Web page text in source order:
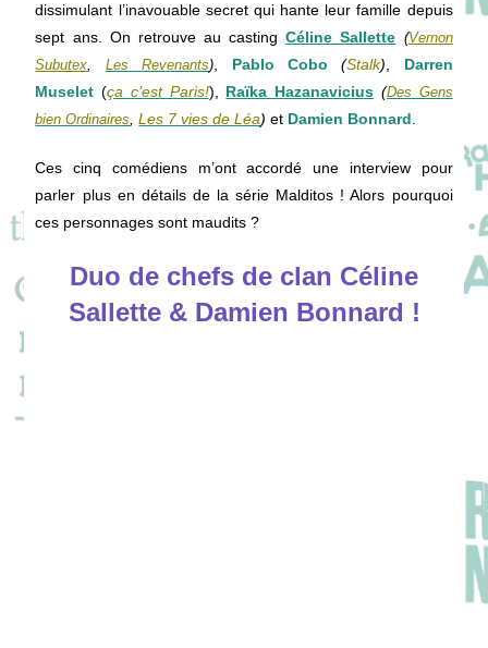
dissimulant l’inavouable secret qui hante leur famille depuis
sept ans. On retrouve au casting Céline Sallette (Vernon
Subutex, Les Revenants) Pablo Cobo (Stalk)
Darren
Muselet (ça c’est Paris!), Raïka Hazanavicius (Des Gens
bien Ordinaires ,Les 7 vies de Léa) et Damien Bonnard
Ces cinq comédiens m’ont accordé une interview pour
parler plus en détails de la série Malditos ! Alors pourquoi
ces personnages sont maudits ?
Duo de chefs de clan Céline
Sallette & Damien Bonnard !